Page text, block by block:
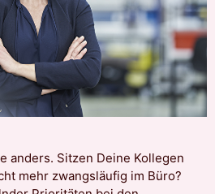
anders. Sitzen Deine Kollegen
mehr zwangsläufig im Büro?